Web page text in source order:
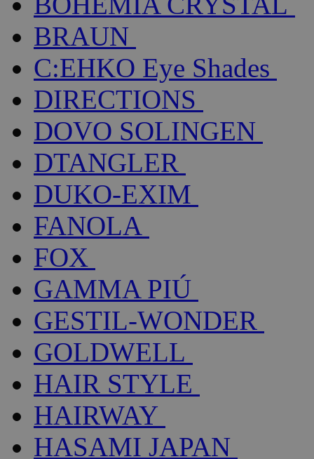
BRAUN
C:EHKO Eye Shades
DIRECTIONS
DOVO SOLINGEN
DTANGLER
DUKO-EXIM
FANOLA
FOX
GAMMA PIÚ
GESTIL-WONDER
GOLDWELL
HAIR STYLE
HAIRWAY
HASAMI JAPAN